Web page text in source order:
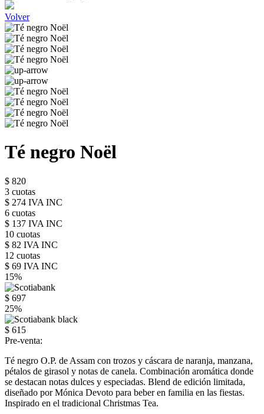
Volver
Té negro Noël
$ 820
3 cuotas
$ 274 IVA INC
6 cuotas
$ 137 IVA INC
10 cuotas
$ 82 IVA INC
12 cuotas
$ 69 IVA INC
15%
$ 697
25%
$ 615
Pre-venta:
Té negro O.P. de Assam con trozos y cáscara de naranja, manzana,
pétalos de girasol y notas de canela. Combinación aromática donde
se destacan notas dulces y especiadas. Blend de edición limitada,
diseñado por Mónica Devoto para beber en familia en las fiestas.
Inspirado en el tradicional Christmas Tea.